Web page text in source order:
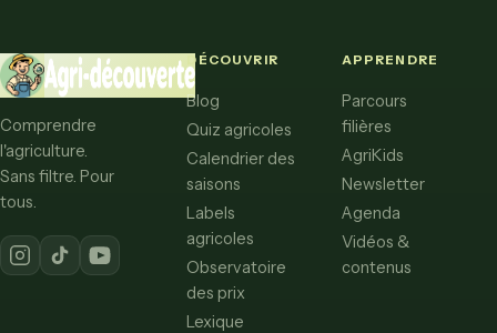
Comprendre
l'agriculture.
Sans filtre. Pour
tous.
DÉCOUVRIR
Blog
Quiz agricoles
Calendrier des
saisons
Labels
agricoles
Observatoire
des prix
Lexique
APPRENDRE
Parcours
filières
AgriKids
Newsletter
Agenda
Vidéos &
contenus